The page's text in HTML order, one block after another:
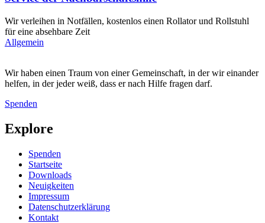
Wir verleihen in Notfällen, kostenlos einen Rollator und Rollstuhl
für eine absehbare Zeit
Allgemein
Wir haben einen Traum von einer Gemeinschaft, in der wir einander
helfen, in der jeder weiß, dass er nach Hilfe fragen darf.
Spenden
Explore
Spenden
Startseite
Downloads
Neuigkeiten
Impressum
Datenschutzerklärung
Kontakt